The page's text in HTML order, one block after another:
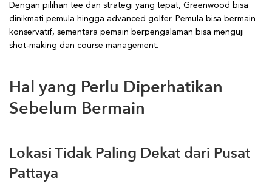
Dengan pilihan tee dan strategi yang tepat, Greenwood bisa
dinikmati pemula hingga advanced golfer. Pemula bisa bermain
konservatif, sementara pemain berpengalaman bisa menguji
shot-making dan course management.
Hal yang Perlu Diperhatikan
Sebelum Bermain
Lokasi Tidak Paling Dekat dari Pusat
Pattaya